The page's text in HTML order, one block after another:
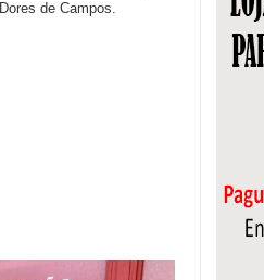
de Campos.